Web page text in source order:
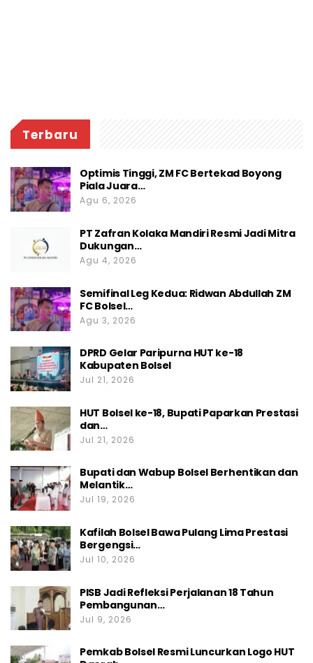
Terbaru
Optimis Tinggi, ZM FC Bertekad Boyong
Piala Juara…
Agu 6, 2026
PT Zafran Kolaka Mandiri Resmi Jadi Mitra
Dukungan…
Agu 4, 2026
Semifinal Leg Kedua: Ridwan Abdullah ZM
FC Bolsel…
Agu 3, 2026
DPRD Gelar Paripurna HUT ke-18
Kabupaten Bolsel
Jul 21, 2026
HUT Bolsel ke-18, Bupati Paparkan Prestasi
dan…
Jul 21, 2026
Bupati dan Wabup Bolsel Berhentikan dan
Melantik…
Jul 19, 2026
Kafilah Bolsel Bawa Pulang Lima Prestasi
Bergengsi…
Jul 10, 2026
PISB Jadi Refleksi Perjalanan 18 Tahun
Pembangunan…
Jul 9, 2026
Pemkab Bolsel Resmi Luncurkan Logo HUT